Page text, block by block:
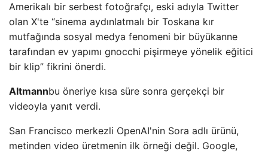
Amerikalı bir serbest fotoğrafçı, eski adıyla Twitter
olan X'te “sinema aydınlatmalı bir Toskana kır
mutfağında sosyal medya fenomeni bir büyükanne
tarafından ev yapımı gnocchi pişirmeye yönelik eğitici
bir klip” fikrini önerdi.
Altmannbu öneriye kısa süre sonra gerçekçi bir
videoyla yanıt verdi.
San Francisco merkezli OpenAI'nin Sora adlı ürünü,
metinden video üretmenin ilk örneği değil. Google,